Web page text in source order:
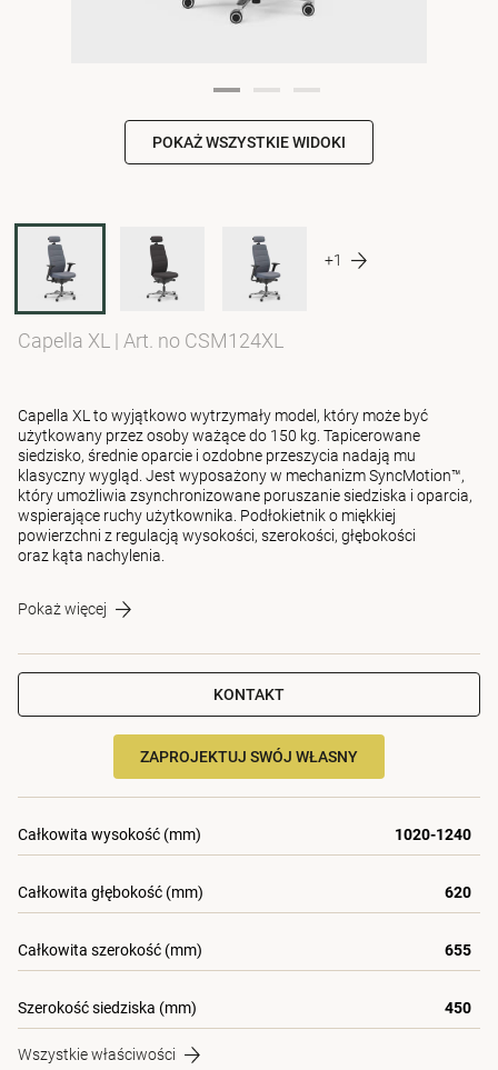
POKAŻ WSZYSTKIE WIDOKI
+1
Capella XL | Art. no CSM124XL
Capella XL to wyjątkowo wytrzymały model, który może być
użytkowany przez osoby ważące do 150 kg. Tapicerowane
siedzisko, średnie oparcie i ozdobne przeszycia nadają mu
klasyczny wygląd. Jest wyposażony w mechanizm SyncMotion™,
który umożliwia zsynchronizowane poruszanie siedziska i oparcia,
wspierające ruchy użytkownika. Podłokietnik o miękkiej
powierzchni z regulacją wysokości, szerokości, głębokości
oraz kąta nachylenia.
Pokaż więcej
KONTAKT
ZAPROJEKTUJ SWÓJ WŁASNY
Całkowita wysokość (mm) 1020-1240
Całkowita głębokość (mm) 620
Całkowita szerokość (mm) 655
Szerokość siedziska (mm) 450
Wszystkie właściwości